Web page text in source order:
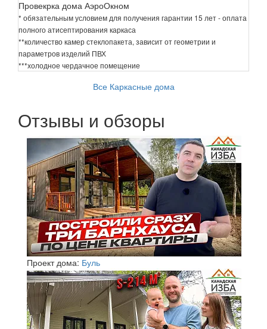
Провекрка дома АэроОкном
* обязательным условием для получения гарантии 15 лет - оплата
полного атисептирования каркаса
**количество камер стеклопакета, зависит от геометрии и
параметров изделий ПВХ
***холодное чердачное помещение
Все Каркасные дома
Отзывы и обзоры
Проект дома: Буль